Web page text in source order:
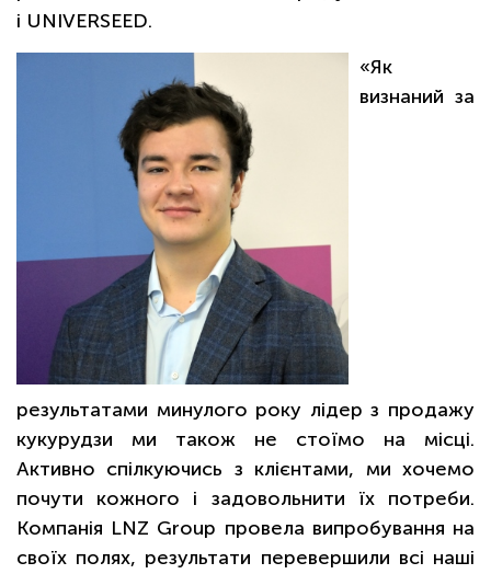
і UNIVERSEED.
«Як
визнаний за
результатами минулого року лідер з продажу
кукурудзи ми також не стоїмо на місці.
Активно спілкуючись з клієнтами, ми хочемо
почути кожного і задовольнити їх потреби.
Компанія LNZ Group провела випробування на
своїх полях, результати перевершили всі наші